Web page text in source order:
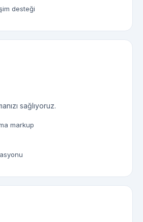
desteği
sağlıyoruz.
markup